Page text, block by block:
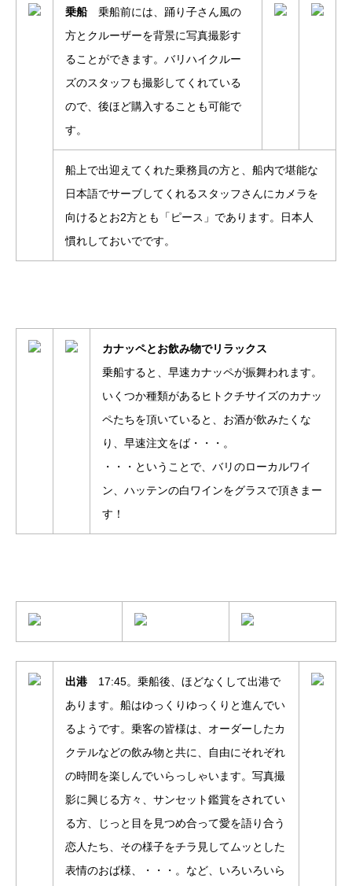
乗船 乗船前には、踊り子さん風の
方とクルーザーを背景に写真撮影す
ることができます。バリハイクルー
ズのスタッフも撮影してくれている
ので、後ほど購入することも可能で
す。
船上で出迎えてくれた乗務員の方と、船内で堪能な
日本語でサーブしてくれるスタッフさんにカメラを
向けるとお2方とも「ピース」であります。日本人
慣れしておいでです。
カナッペとお飲み物でリラックス
乗船すると、早速カナッペが振舞われます。
いくつか種類があるヒトクチサイズのカナッ
ペたちを頂いていると、お酒が飲みたくな
り、早速注文をば・・・。
・・・ということで、バリのローカルワイ
ン、ハッテンの白ワインをグラスで頂きまー
す！
出港 17:45。乗船後、ほどなくして出港で
あります。船はゆっくりゆっくりと進んでい
るようです。乗客の皆様は、オーダーしたカ
クテルなどの飲み物と共に、自由にそれぞれ
の時間を楽しんでいらっしゃいます。写真撮
影に興じる方々、サンセット鑑賞をされてい
る方、じっと目を見つめ合って愛を語り合う
恋人たち、その様子をチラ見してムッとした
表情のおば様、・・・。など、いろいろいら